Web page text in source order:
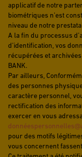
applicatif de notre
biométriques n’est
niveau de notre
A la fin du processus
d’identification, vos
récupérées et archivées
BANK.
Par ailleurs,
des personnes
caractère personnel,
rectification des
exercer en vous
donné
pour des motifs
vous concernent